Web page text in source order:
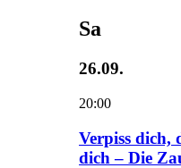
Sa
26.09.
20:00
Verpiss dich,
dich – Die